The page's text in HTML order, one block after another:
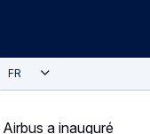
French
Airbus a inauguré